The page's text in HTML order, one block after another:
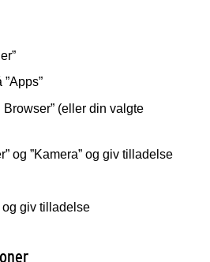
Browser” (eller din valgte
og ”Kamera” og giv tilladelse
og giv tilladelse